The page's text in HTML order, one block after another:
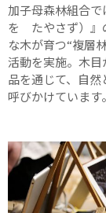
加子母森林組合
を たやさず）』
な木が育つ“複層
活動を実施。木
品を通じて、自
呼びかけています。